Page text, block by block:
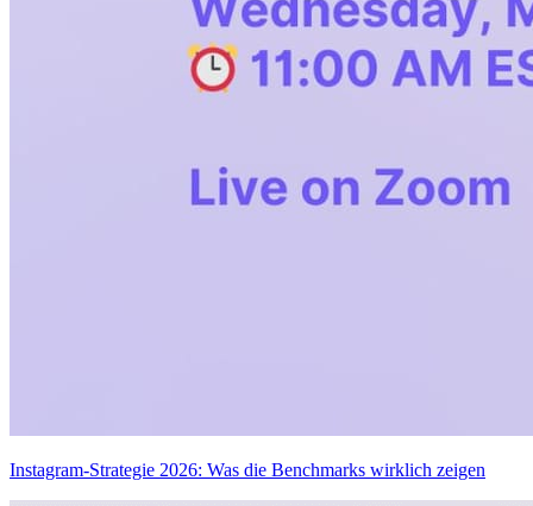
Instagram-Strategie 2026: Was die Benchmarks wirklich zeigen